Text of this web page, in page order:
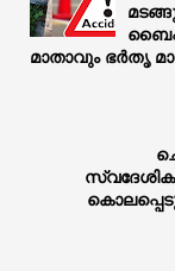
മാതാവും ഭർതൃ